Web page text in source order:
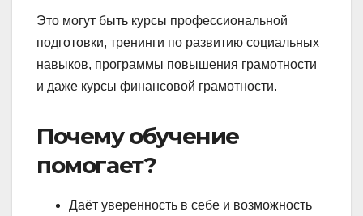
Это могут быть курсы профессиональной
подготовки, тренинги по развитию социальных
навыков, программы повышения грамотности
и даже курсы финансовой грамотности.
Почему обучение
помогает?
Даёт уверенность в себе и возможность